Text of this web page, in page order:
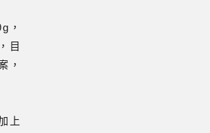
，
目
，
上